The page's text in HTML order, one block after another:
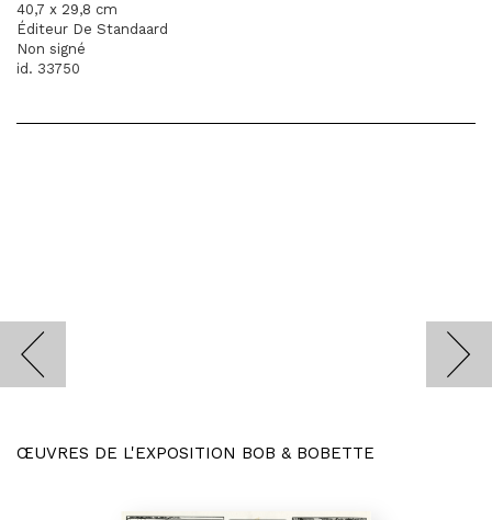
40,7 x 29,8 cm
Éditeur De Standaard
Non signé
id. 33750
ŒUVRES DE L'EXPOSITION BOB & BOBETTE